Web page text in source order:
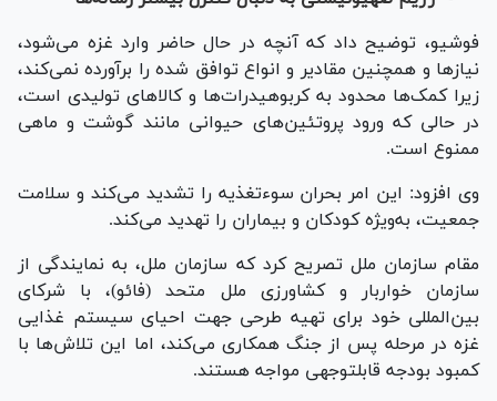
فوشیو، توضیح داد که آنچه در حال حاضر وارد غزه می‌شود،
نیازها و همچنین مقادیر و انواع توافق شده را برآورده نمی‌کند،
زیرا کمک‌ها محدود به کربوهیدرات‌ها و کالاهای تولیدی است،
در حالی که ورود پروتئین‌های حیوانی مانند گوشت و ماهی
ممنوع است.
وی افزود: این امر بحران سوءتغذیه را تشدید می‌کند و سلامت
جمعیت، به‌ویژه کودکان و بیماران را تهدید می‌کند.
مقام سازمان ملل تصریح کرد که سازمان ملل، به نمایندگی از
سازمان خواربار و کشاورزی ملل متحد (فائو)، با شرکای
بین‌المللی خود برای تهیه طرحی جهت احیای سیستم غذایی
غزه در مرحله پس از جنگ همکاری می‌کند، اما این تلاش‌ها با
کمبود بودجه قابل‎توجهی مواجه هستند.